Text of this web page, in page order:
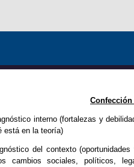
Confección
interno (fortalezas y
está en la teoría)
del contexto
cambios sociales, políticos,